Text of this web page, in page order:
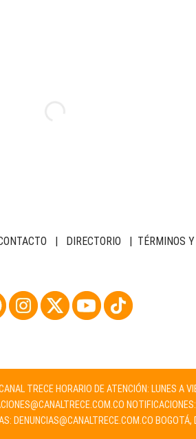
| DIRECTORIO | TÉRMINOS
TRECE HORARIO DE ATENCIÓN: LUNES A
NOTIFICACIONES:
DENUNCIAS@CANALTRECE.COM.CO